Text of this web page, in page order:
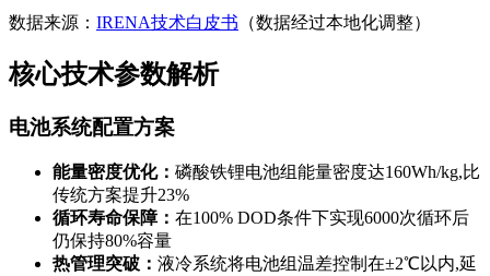
数据来源： IRENA技术白皮书 （数据经过本地化调整）
核心技术参数解析
电池系统配置方案
能量密度优化： 磷酸铁锂电池组能量密度达160Wh/kg,比
传统方案提升23%
循环寿命保障： 在100% DOD条件下实现6000次循环后
仍保持80%容量
热管理突破： 液冷系统将电池组温差控制在±2℃以内,延